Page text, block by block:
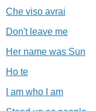
Che viso avrai
Don't leave me
Her name was Sun
Ho te
I am who I am